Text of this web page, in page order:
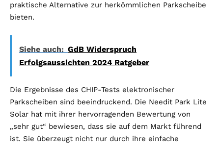
praktische Alternative zur herkömmlichen Parkscheibe
bieten.
Siehe auch: GdB Widerspruch
Erfolgsaussichten 2024 Ratgeber
Die Ergebnisse des CHIP-Tests elektronischer
Parkscheiben sind beeindruckend. Die Needit Park Lite
Solar hat mit ihrer hervorragenden Bewertung von
„sehr gut“ bewiesen, dass sie auf dem Markt führend
ist. Sie überzeugt nicht nur durch ihre einfache